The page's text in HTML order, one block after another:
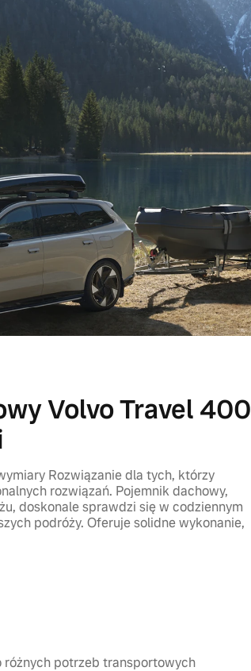
Volvo Travel 400
Rozwiązanie dla tych, którzy
rozwiązań. Pojemnik dachowy,
doskonale sprawdzi się w codziennym
podróży. Oferuje solidne wykonanie,
różnych potrzeb transportowych